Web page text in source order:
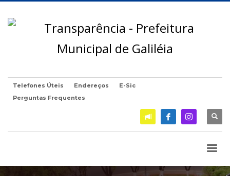
Telefones Úteis Endereços
E-Sic
Perguntas Frequentes